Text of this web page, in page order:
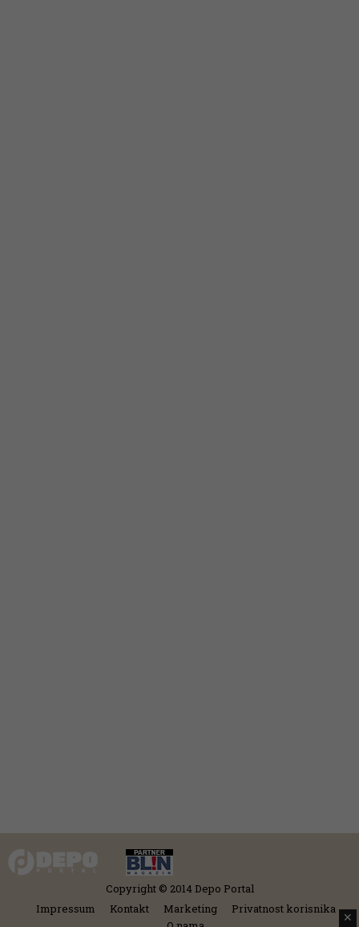
Copyright © 2014 Depo Portal
Impressum
Kontakt Marketing
Privatnost korisnika
✕